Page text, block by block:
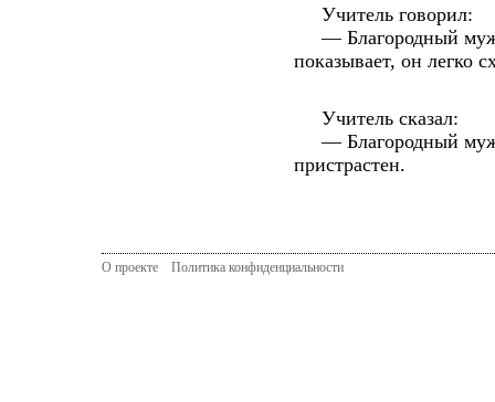
Учитель говорил:
— Благородный муж,
показывает, он легко
Учитель сказал:
— Благородный муж
пристрастен.
О проекте Политика конфиденциальности